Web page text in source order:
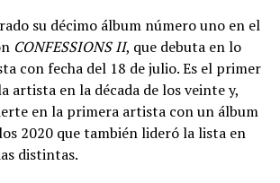
su décimo álbum número uno en el
CONFESSIONS II, que debuta en lo
con fecha del 18 de julio. Es el primer
artista en la década de los veinte y,
en la primera artista con un álbum
2020 que también lideró la lista en
distintas.